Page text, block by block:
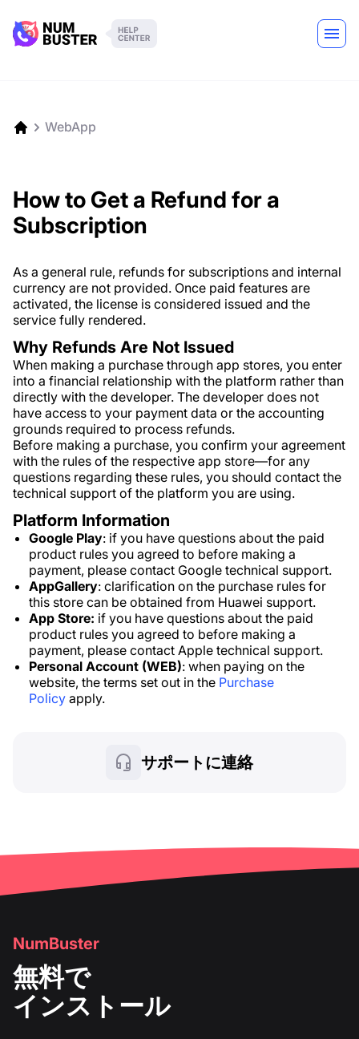
WebApp
How to Get a Refund for a
Subscription
As a general rule, refunds for subscriptions and internal
currency are not provided. Once paid features are
activated, the license is considered issued and the
service fully rendered.
Why Refunds Are Not Issued
When making a purchase through app stores, you enter
into a financial relationship with the platform rather than
directly with the developer. The developer does not
have access to your payment data or the accounting
grounds required to process refunds.
Before making a purchase, you confirm your agreement
with the rules of the respective app store—for any
questions regarding these rules, you should contact the
technical support of the platform you are using.
Platform Information
Google Play: if you have questions about the paid
product rules you agreed to before making a
payment, please contact Google technical support.
AppGallery: clarification on the purchase rules for
this store can be obtained from Huawei support.
App Store: if you have questions about the paid
product rules you agreed to before making a
payment, please contact Apple technical support.
Personal Account (WEB): when paying on the
website, the terms set out in the Purchase
Policy apply.
サポートに連絡
NumBuster
無料で
インストール